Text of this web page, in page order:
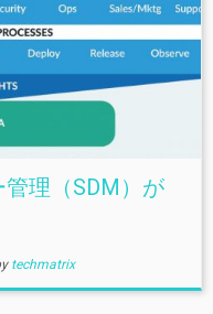
理（SDM）が
techmatrix